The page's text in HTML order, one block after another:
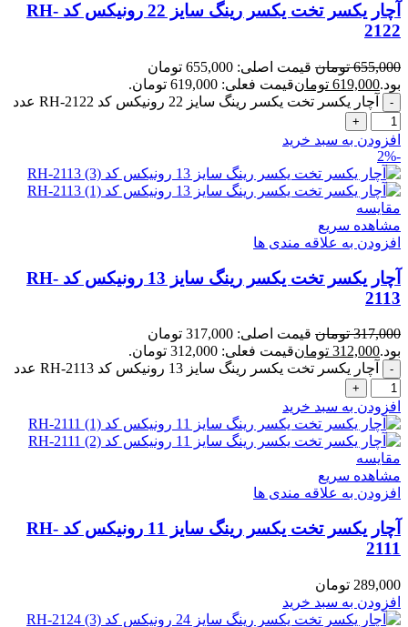
آچار یکسر تخت یکسر رینگ سایز 22 رونیکس کد RH-
2122
655,000 تومان
قیمت اصلی: 655,000 تومان
بود.619,000 تومانقیمت فعلی: 619,000 تومان.
آچار یکسر تخت یکسر رینگ سایز 22 رونیکس کد RH-2122 عدد
افزودن به سبد خرید
-2%
مقایسه
مشاهده سریع
افزودن به علاقه مندی ها
آچار یکسر تخت یکسر رینگ سایز 13 رونیکس کد RH-
2113
317,000 تومان
قیمت اصلی: 317,000 تومان
بود.312,000 تومانقیمت فعلی: 312,000 تومان.
آچار یکسر تخت یکسر رینگ سایز 13 رونیکس کد RH-2113 عدد
افزودن به سبد خرید
مقایسه
مشاهده سریع
افزودن به علاقه مندی ها
آچار یکسر تخت یکسر رینگ سایز 11 رونیکس کد RH-
2111
289,000 تومان
افزودن به سبد خرید